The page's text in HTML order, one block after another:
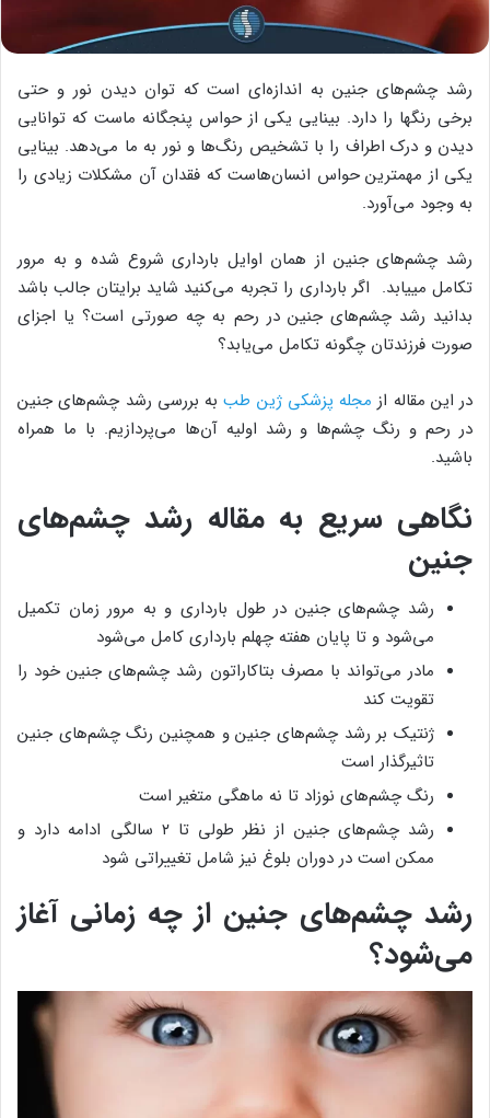
رشد چشم‌های جنین به اندازه‌ای است که توان دیدن نور و حتی
برخی رنگ‎ها را دارد. بینایی یکی از حواس پنجگانه ماست که توانایی
دیدن و درک اطراف را با تشخیص رنگ‌ها و نور به ما ‌می‌دهد. بینایی
یکی از مهم‎ترین حواس انسان‌هاست که فقدان آن مشکلات زیادی را
به وجود می‌آورد.
رشد چشم‌های جنین از همان اوایل بارداری شروع شده و به مرور
تکامل می‎یابد. اگر بارداری را تجربه می‌کنید شاید برایتان جالب باشد
بدانید رشد چشم‌های جنین در رحم به چه صورتی است؟ یا اجزای
صورت فرزندتان چگونه تکامل ‌‌می‌یابد؟
در این مقاله از مجله پزشکی ژین طببه بررسی رشد چشم‌های جنین
در رحم و رنگ چشم‌ها و رشد اولیه آن‌ها می‌پردازیم. با ما همراه
باشید.
نگاهی سریع به مقاله رشد چشم‌های
جنین
رشد چشم‌های جنین در طول بارداری و به مرور زمان تکمیل
می‌شود و تا پایان هفته چهلم بارداری کامل می‌شود
مادر می‌تواند با مصرف بتاکاراتون رشد چشم‌های جنین خود را
تقویت کند
ژنتیک بر رشد چشم‌های جنین و همچنین رنگ چشم‌های جنین
تاثیرگذار است
رنگ چشم‌های نوزاد تا نه ماهگی متغیر است
رشد چشم‌های جنین از نظر طولی تا ۲ سالگی ادامه دارد و
ممکن است در دوران بلوغ نیز شامل تغییراتی شود
رشد چشم‌های جنین از چه زمانی آغاز
می‌شود؟